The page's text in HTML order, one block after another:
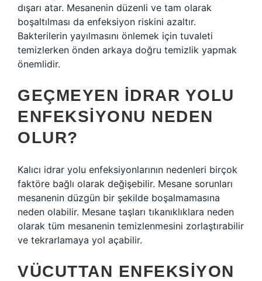
dışarı atar. Mesanenin düzenli ve tam olarak
boşaltılması da enfeksiyon riskini azaltır.
Bakterilerin yayılmasını önlemek için tuvaleti
temizlerken önden arkaya doğru temizlik yapmak
önemlidir.
GEÇMEYEN IDRAR YOLU
ENFEKSIYONU NEDEN
OLUR?
Kalıcı idrar yolu enfeksiyonlarının nedenleri birçok
faktöre bağlı olarak değişebilir. Mesane sorunları
mesanenin düzgün bir şekilde boşalmamasına
neden olabilir. Mesane taşları tıkanıklıklara neden
olarak tüm mesanenin temizlenmesini zorlaştırabilir
ve tekrarlamaya yol açabilir.
VÜCUTTAN ENFEKSIYON